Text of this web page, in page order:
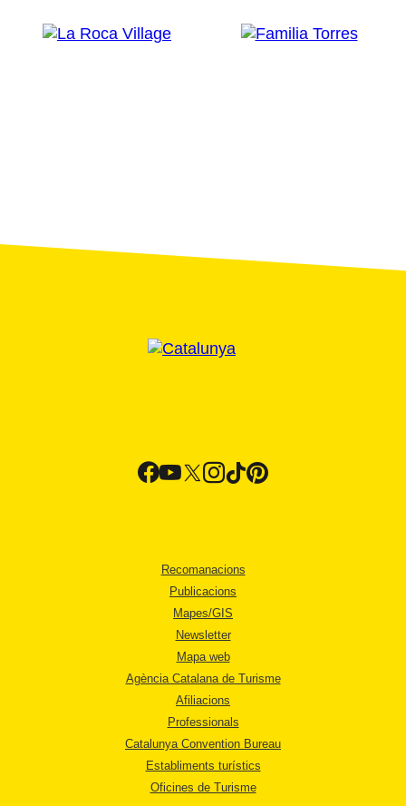
Recomanacions
Publicacions
Mapes/GIS
Newsletter
Mapa web
Agència Catalana de Turisme
Afiliacions
Professionals
Catalunya Convention Bureau
Establiments turístics
Oficines de Turisme